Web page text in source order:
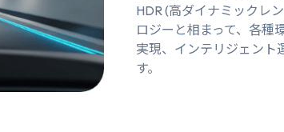
HDR (高ダイナミックレ
ロジーと相まって、各種
実現、インテリジェント
す。